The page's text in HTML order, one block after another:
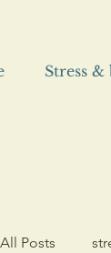
Stress
All Posts